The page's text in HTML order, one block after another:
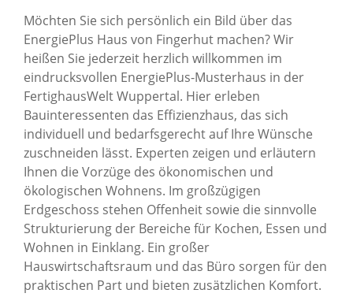
Möchten Sie sich persönlich ein Bild über das
EnergiePlus Haus von Fingerhut machen? Wir
heißen Sie jederzeit herzlich willkommen im
eindrucksvollen EnergiePlus-Musterhaus in der
FertighausWelt Wuppertal. Hier erleben
Bauinteressenten das Effizienzhaus, das sich
individuell und bedarfsgerecht auf Ihre Wünsche
zuschneiden lässt. Experten zeigen und erläutern
Ihnen die Vorzüge des ökonomischen und
ökologischen Wohnens. Im großzügigen
Erdgeschoss stehen Offenheit sowie die sinnvolle
Strukturierung der Bereiche für Kochen, Essen und
Wohnen in Einklang. Ein großer
Hauswirtschaftsraum und das Büro sorgen für den
praktischen Part und bieten zusätzlichen Komfort.